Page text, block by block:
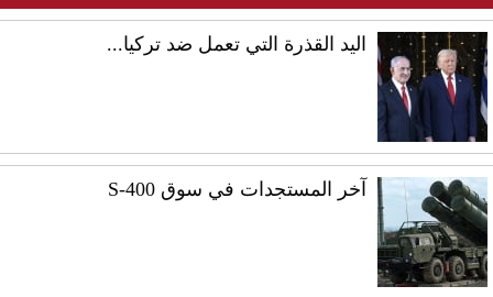
اليد القذرة التي تعمل ضد تركيا...
آخر المستجدات في سوق S-400